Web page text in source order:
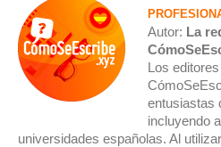
Autor: La
Los
entusiastas
incluyendo
universidades españolas. Al